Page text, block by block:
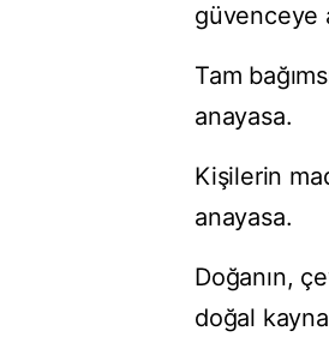
güvenceye
Tam
anayasa.
Kişilerin
anayasa.
Doğanın,
doğal